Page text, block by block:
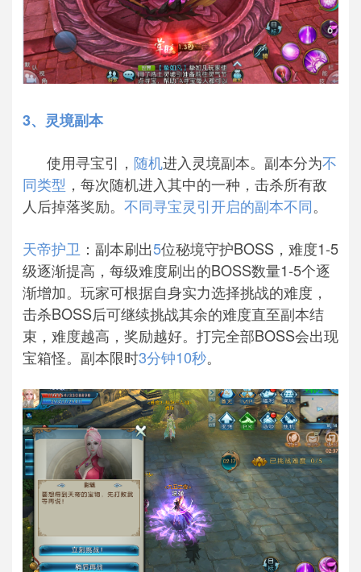
3、灵境副本
使用寻宝引， 随机进入灵境副本。副本分为不
同类型 ，每次随机进入其中的一种，击杀所有敌
人后掉落奖励。 不同寻宝灵引开启的副本不同。
天帝护卫 ：副本刷出5位秘境守护BOSS，难度1-5
级逐渐提高，每级难度刷出的BOSS数量1-5个逐
渐增加。玩家可根据自身实力选择挑战的难度，
击杀BOSS后可继续挑战其余的难度直至副本结
束，难度越高，奖励越好。打完全部BOSS会出现
宝箱怪。副本限时3分钟10秒。